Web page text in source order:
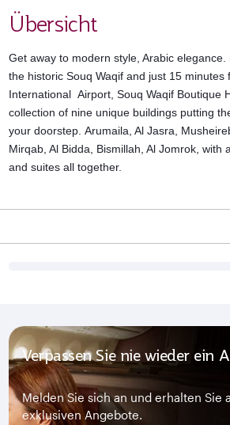
Übersicht
Get away to modern style, Arabic
the historic Souq Waqif and just 15 minutes
International Airport, Souq Waqif Boutique
collection of nine unique buildings putting
your doorstep.Arumaila, Al Jasra,
Mirqab, Al Bidda, Bismillah, Al Jomrok, with
and suites all together.
Verpassen Sie nie wieder ein
Melden Sie sich an und erhalten Sie
exklusiven Angebote.